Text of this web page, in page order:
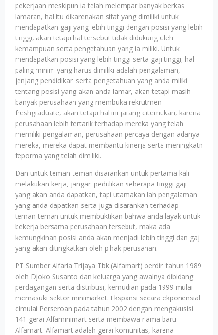
pekerjaan meskipun ia telah melempar banyak berkas
lamaran, hal itu dikarenakan sifat yang dimiliki untuk
mendapatkan gaji yang lebih tinggi dengan posisi yang lebih
tinggi, akan tetapi hal tersebut tidak didukung oleh
kemampuan serta pengetahuan yang ia miliki. Untuk
mendapatkan posisi yang lebih tinggi serta gaji tinggi, hal
paling minim yang harus dimiliki adalah pengalaman,
jenjang pendidikan serta pengetahuan yang anda miliki
tentang posisi yang akan anda lamar, akan tetapi masih
banyak perusahaan yang membuka rekrutmen
freshgraduate, akan tetapi hal ini jarang ditemukan, karena
perusahaan lebih tertarik terhadap mereka yang telah
memiliki pengalaman, perusahaan percaya dengan adanya
mereka, mereka dapat membantu kinerja serta meningkatn
feporma yang telah dimiliki.
Dan untuk teman-teman disarankan untuk pertama kali
melakukan kerja, jangan pedulikan seberapa tinggi gaji
yang akan anda dapatkan, tapi utamakan lah pengalaman
yang anda dapatkan serta juga disarankan terhadap
teman-teman untuk membuktikan bahwa anda layak untuk
bekerja bersama perusahaan tersebut, maka ada
kemungkinan posisi anda akan menjadi lebih tinggi dan gaji
yang akan ditingkatkan oleh pihak perusahan.
PT Sumber Alfaria Trijaya Tbk (Alfamart) berdiri tahun 1989
oleh Djoko Susanto dan keluarga yang awalnya dibidang
perdagangan serta distribusi, kemudian pada 1999 mulai
memasuki sektor minimarket. Ekspansi secara ekponensial
dimulai Perseroan pada tahun 2002 dengan mengakusisi
141 gerai Alfaminimart serta membawa nama baru
Alfamart. Alfamart adalah gerai komunitas, karena